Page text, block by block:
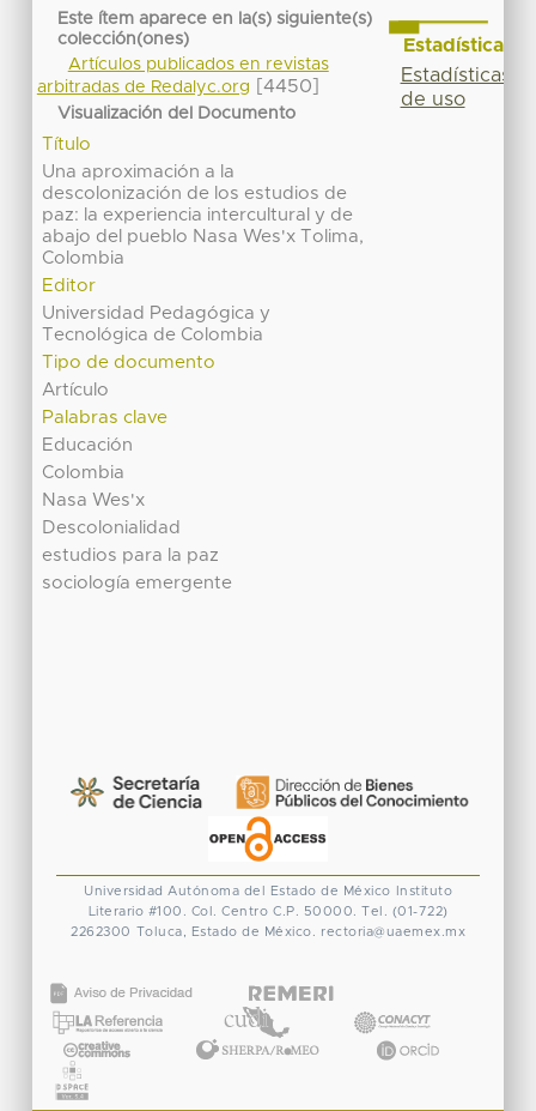
Este ítem aparece en la(s) siguiente(s)
colección(ones)
Artículos publicados en revistas
arbitradas de Redalyc.org
[4450]
Visualización del Documento
Título
Una aproximación a la
descolonización de los estudios de
paz: la experiencia intercultural y de
abajo del pueblo Nasa Wes'x Tolima,
Colombia
Editor
Universidad Pedagógica y
Tecnológica de Colombia
Tipo de documento
Artículo
Palabras clave
Educación
Colombia
Nasa Wes'x
Descolonialidad
estudios para la paz
sociología emergente
Estadísticas
Estadísticas
de uso
Universidad Autónoma del Estado de México
Instituto
Literario #100. Col. Centro C.P. 50000. Tel. (01-722)
2262300 Toluca, Estado de México. rectoria@uaemex.mx